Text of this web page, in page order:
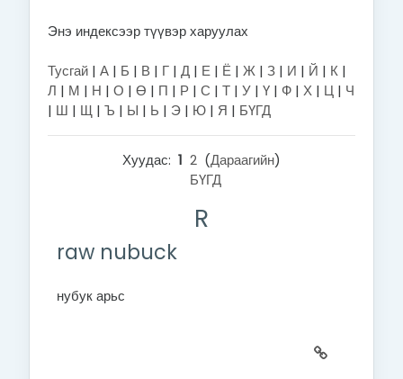
Энэ индексээр түүвэр харуулах
Тусгай | А | Б | В | Г | Д | Е | Ё | Ж | З | И | Й | К |
Л | М | Н | О | Ө | П | Р | С | Т | У | Ү | Ф | Х | Ц | Ч
| Ш | Щ | Ъ | Ы | Ь | Э | Ю | Я | БҮГД
Хуудас: 1 2 (Дараагийн)
БҮГД
R
raw nubuck
нубук арьс